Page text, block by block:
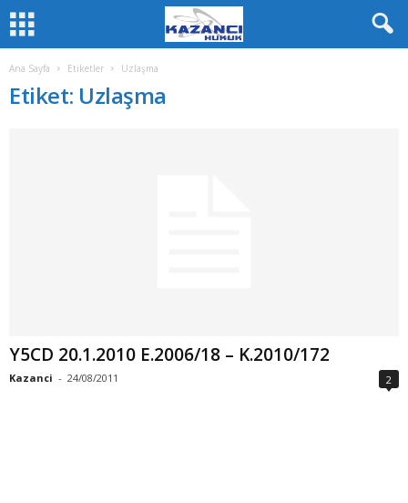
Ana Sayfa Etiketler Uzlaşma
Etiket: Uzlaşma
Y5CD 20.1.2010 E.2006/18 – K.2010/172
Kazanci - 24/08/2011 2